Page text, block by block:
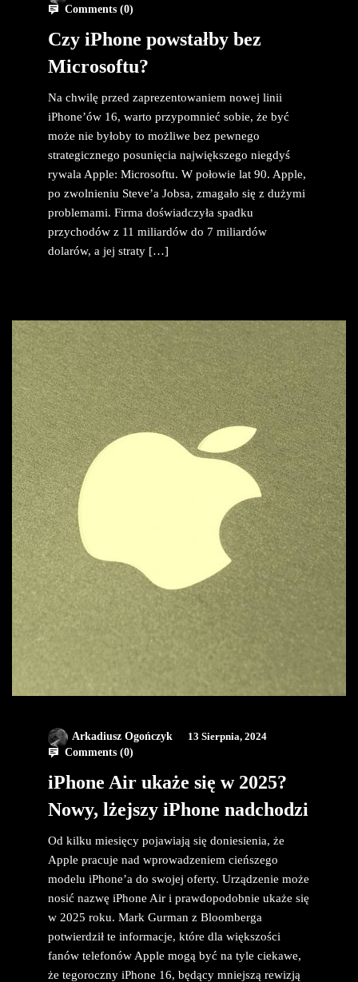
Comments (0)
Czy iPhone powstałby bez
Microsoftu?
Na chwilę przed zaprezentowaniem nowej linii
iPhone’ów 16, warto przypomnieć sobie, że być
może nie byłoby to możliwe bez pewnego
strategicznego posunięcia największego niegdyś
rywala Apple: Microsoftu. W połowie lat 90. Apple,
po zwolnieniu Steve’a Jobsa, zmagało się z dużymi
problemami. Firma doświadczyła spadku
przychodów z 11 miliardów do 7 miliardów
dolarów, a jej straty […]
Arkadiusz Ogończyk
13 Sierpnia, 2024
Comments (0)
iPhone Air ukaże się w 2025?
Nowy, lżejszy iPhone nadchodzi
Od kilku miesięcy pojawiają się doniesienia, że
Apple pracuje nad wprowadzeniem cieńszego
modelu iPhone’a do swojej oferty. Urządzenie może
nosić nazwę iPhone Air i prawdopodobnie ukaże się
w 2025 roku. Mark Gurman z Bloomberga
potwierdził te informacje, które dla większości
fanów telefonów Apple mogą być na tyle ciekawe,
że tegoroczny iPhone 16, będący mniejszą rewizją